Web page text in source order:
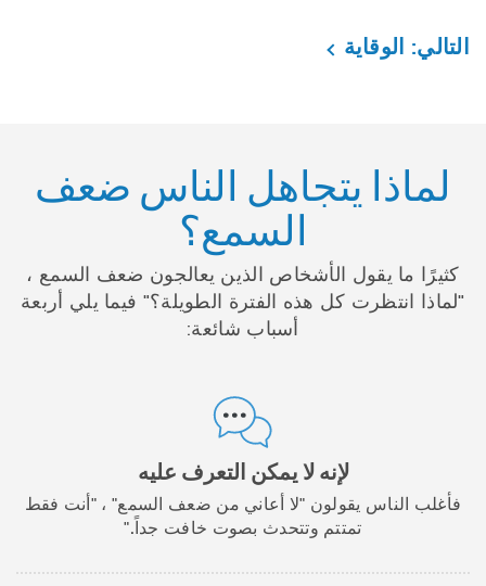
التالي: الوقاية
لماذا يتجاهل الناس ضعف
السمع؟
كثيرًا ما يقول الأشخاص الذين يعالجون ضعف السمع ،
"لماذا انتظرت كل هذه الفترة الطويلة؟" فيما يلي أربعة
أسباب شائعة:
لإنه لا يمكن التعرف عليه
فأغلب الناس يقولون "لا أعاني من ضعف السمع" ، "أنت فقط
تمتتم وتتحدث بصوت خافت جداً."